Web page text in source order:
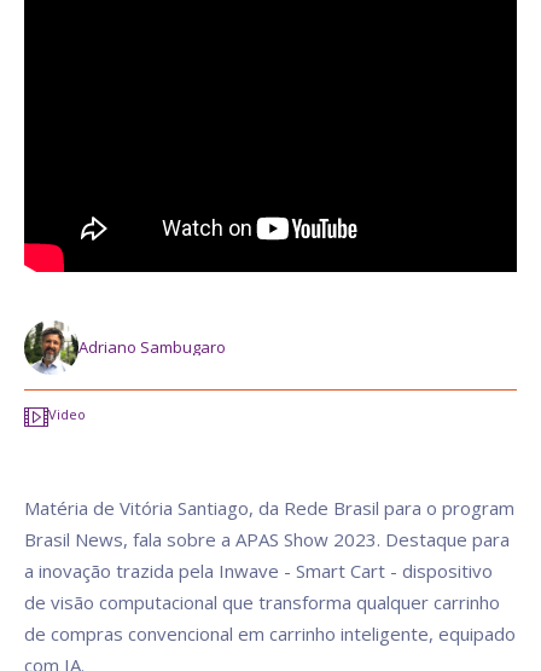
Adriano Sambugaro
Video
Matéria de Vitória Santiago, da Rede Brasil para o program
Brasil News, fala sobre a APAS Show 2023. Destaque para
a inovação trazida pela Inwave - Smart Cart - dispositivo
de visão computacional que transforma qualquer carrinho
de compras convencional em carrinho inteligente, equipado
com IA.